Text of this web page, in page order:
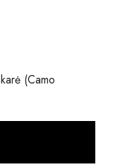
(Camo